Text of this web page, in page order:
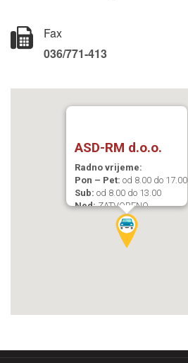
Fax
036/771-413
ASD-RM d.o.o.
Radno vrijeme:
Pon – Pet: od 8.00 do 17.00
Sub: od 8.00 do 13.00
Ned:ZATVORENO